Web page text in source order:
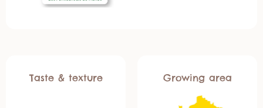
Taste & texture Growing area